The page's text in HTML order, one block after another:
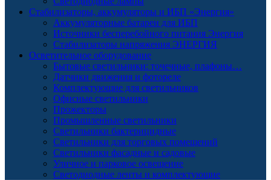
Стабилизаторы, аккумуляторы и ИБП «Энергия»
Аккумуляторные батареи для ИБП
Источники бесперебойного питания Энергия
Стабилизаторы напряжения ЭНЕРГИЯ
Осветительное оборудование
Бытовые светильники: точечные, плафоны…
Датчики движения и фотореле
Комплектующие для светильников
Офисные светильники
Прожекторы
Промышленные светильники
Светильники бактерицидные
Светильники для торговых помещений
Светильники фасадные и садовые
Уличное и парковое освещение
Светодиодные ленты и комплектующие